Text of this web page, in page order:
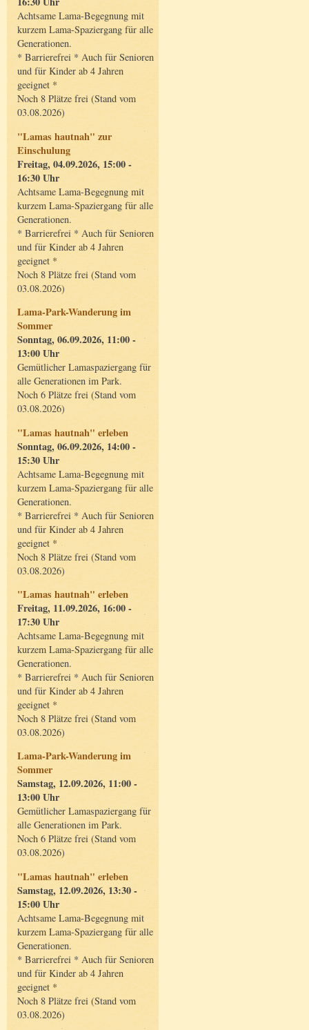
Achtsame Lama-Begegnung mit
kurzem Lama-Spaziergang für alle
Generationen.
* Barrierefrei * Auch für Senioren
und für Kinder ab 4 Jahren
geeignet *
Noch 8 Plätze frei (Stand vom
03.08.2026)
"Lamas hautnah" zur
Einschulung
Freitag, 04.09.2026, 15:00 -
16:30 Uhr
Achtsame Lama-Begegnung mit
kurzem Lama-Spaziergang für alle
Generationen.
* Barrierefrei * Auch für Senioren
und für Kinder ab 4 Jahren
geeignet *
Noch 8 Plätze frei (Stand vom
03.08.2026)
Lama-Park-Wanderung im
Sommer
Sonntag, 06.09.2026, 11:00 -
13:00 Uhr
Gemütlicher Lamaspaziergang für
alle Generationen im Park.
Noch 6 Plätze frei (Stand vom
03.08.2026)
"Lamas hautnah" erleben
Sonntag, 06.09.2026, 14:00 -
15:30 Uhr
Achtsame Lama-Begegnung mit
kurzem Lama-Spaziergang für alle
Generationen.
* Barrierefrei * Auch für Senioren
und für Kinder ab 4 Jahren
geeignet *
Noch 8 Plätze frei (Stand vom
03.08.2026)
"Lamas hautnah" erleben
Freitag, 11.09.2026, 16:00 -
17:30 Uhr
Achtsame Lama-Begegnung mit
kurzem Lama-Spaziergang für alle
Generationen.
* Barrierefrei * Auch für Senioren
und für Kinder ab 4 Jahren
geeignet *
Noch 8 Plätze frei (Stand vom
03.08.2026)
Lama-Park-Wanderung im
Sommer
Samstag, 12.09.2026, 11:00 -
13:00 Uhr
Gemütlicher Lamaspaziergang für
alle Generationen im Park.
Noch 6 Plätze frei (Stand vom
03.08.2026)
"Lamas hautnah" erleben
Samstag, 12.09.2026, 13:30 -
15:00 Uhr
Achtsame Lama-Begegnung mit
kurzem Lama-Spaziergang für alle
Generationen.
* Barrierefrei * Auch für Senioren
und für Kinder ab 4 Jahren
geeignet *
Noch 8 Plätze frei (Stand vom
03.08.2026)